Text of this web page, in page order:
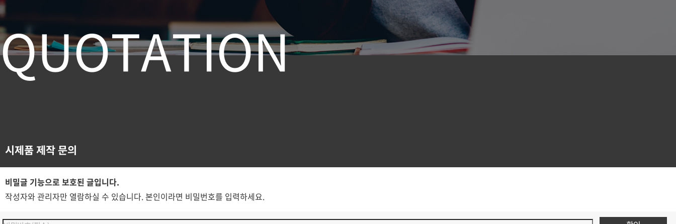
QUOTATION
시제품 제작 문의
비밀글 기능으로 보호된 글입니다.
작성자와 관리자만 열람하실 수 있습니다. 본인이라면 비밀번호를 입력하세요.